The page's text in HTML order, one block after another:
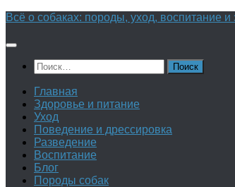
Перейти
содержимому
Всё о собаках: породы, уход, воспитание и
Найти:
Главная
Здоровье и питание
Уход
Поведение и дрессировка
Разведение
Воспитание
Блог
Породы собак